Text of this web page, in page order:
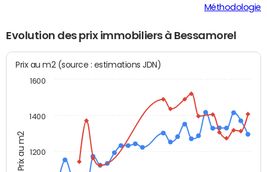
Méthodologie
Evolution des prix immobiliers à Bessamorel
Prix au m2
Prix au m2 (source : estimations JDN)
1200
1400
1600